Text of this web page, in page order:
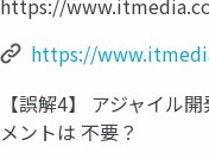
https://
https://
【誤解4】 アジャイル
メントは 不要？